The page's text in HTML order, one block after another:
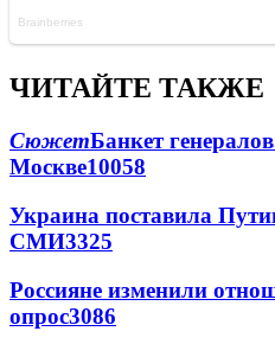
ЧИТАЙТЕ ТАКЖЕ
СюжетБанкет
Москве10058
Украина поставила
СМИ3325
Россияне изменили
опрос3086